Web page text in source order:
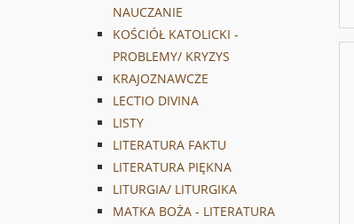
NAUCZANIE
KOŚCIÓŁ KATOLICKI -
PROBLEMY/ KRYZYS
KRAJOZNAWCZE
LECTIO DIVINA
LISTY
LITERATURA FAKTU
LITERATURA PIĘKNA
LITURGIA/ LITURGIKA
MATKA BOŻA - LITERATURA